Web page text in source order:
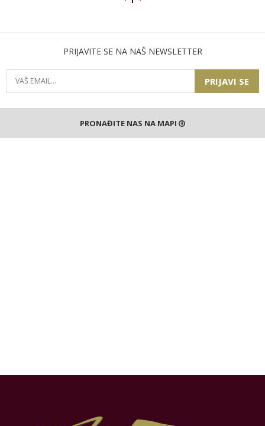
PRIJAVITE SE NA NAŠ NEWSLETTER
PRIJAVI SE
PRONAĐITE NAS NA MAPI